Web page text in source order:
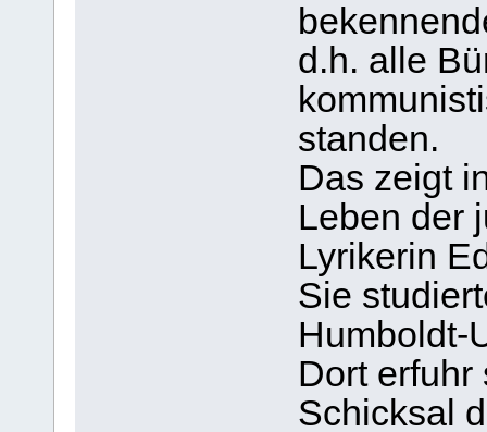
d.h. alle
standen.
Das zeigt
Leben der
Lyrikerin
Sie
Humboldt-
Dort erfuhr
Schicksal